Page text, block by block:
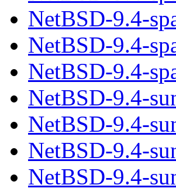
NetBSD-9.4-
NetBSD-9.4-
NetBSD-9.4-
NetBSD-9.4-
NetBSD-9.4-
NetBSD-9.4-
NetBSD-9.4-